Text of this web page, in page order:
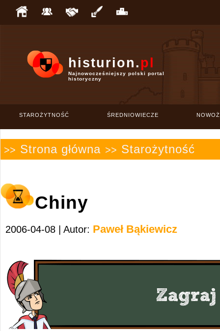
histurion.pl
Najnowocześniejszy polski portal
historyczny
STAROŻYTNOŚĆ ŚREDNIOWIECZE
>> Strona główna >> Starożytność
Chiny
2006-04-08 | Autor: Paweł Bąkiewicz